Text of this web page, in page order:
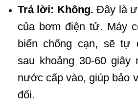
Trả lời: Không. Đây là
của bơm điện tử. Máy
biến chống cạn, sẽ tự
sau khoảng 30-60 giây
nước cấp vào, giúp bảo
đối.